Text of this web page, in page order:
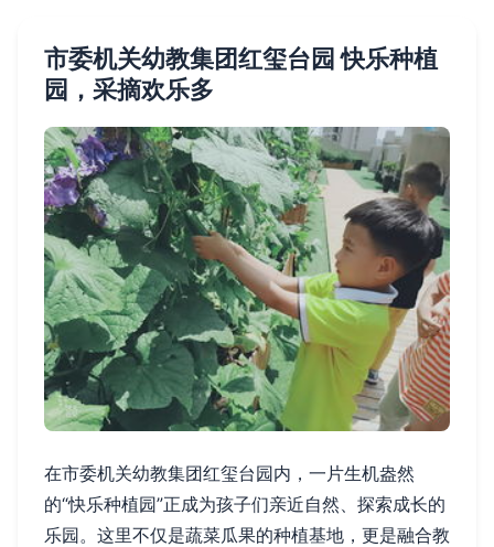
市委机关幼教集团红玺台园 快乐种植
园，采摘欢乐多
在市委机关幼教集团红玺台园内，一片生机盎然
的“快乐种植园”正成为孩子们亲近自然、探索成长的
乐园。这里不仅是蔬菜瓜果的种植基地，更是融合教